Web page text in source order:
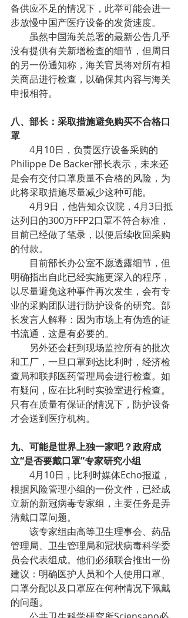
备供应不足的情况下，此举可能会进一
步放慢中国产医疗设备的发货速度。
虽然中国海关总署的最新公告几乎
没有提供有关新增检查的细节，但周日
的另一份通知称，海关官员将对所有相
关商品进行检查，以确保其内容与海关
申报相符。
八、部长：采取措施避免购买不合格口
罩
4月10日，负责医疗设备采购的
Philippe De Backer部长表示，未来还
是会有交付口罩质量不合格的风险，为
此将采取措施尽量减少这种可能。
4月9日，他告知众议院，4月3日抵
达列日的300万FFP2口罩不符合标准，
目前已经做了笔录，以便后续收回采购
的付款。
目前部长办公室不愿透露细节，但
明确指出自此已经实施更深入的程序，
以尽量避免这种事件再次发生，会有专
业的采购团队进行防护设备的研究。部
长发言人解释：因为市场上有伪造的证
书流通，这是有必要的。
另外还会赶到现场监控所有的批次
和工厂，一旦口罩到达比利时，经济检
查局和联邦医药管理局会进行检查。如
有疑问，应在比利时实验室进行检查。
只有在质量有保证的情况下，防护设备
才会送到医疗机构。
九、可能是世界上独一家吧？政府成
立“是否要戴口罩”专家研究小组
4月10日，比利时媒体Echo报道，
根据风险管理小组的一份文件，已经成
立新的新冠病毒专家组，主要任务是弄
清戴口罩问题。
该专家组由高等卫生理事会、药品
管理局、卫生管理局和冠状病毒科学委
员会代表组成。他们必须联合推出一份
建议：明确医护人员和个人使用口罩、
口罩分配以及口罩应在何种情况下佩戴
的问题。